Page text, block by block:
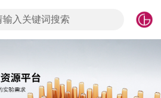
输入关键词搜索
签到